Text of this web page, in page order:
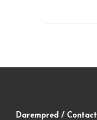
Darempred / Contact